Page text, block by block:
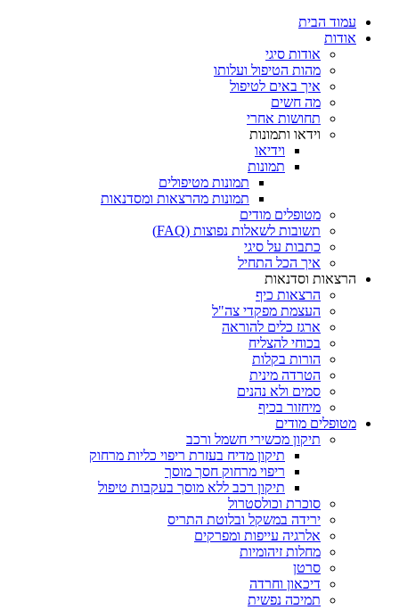
עמוד הבית
אודות
אודות סיגי
מהות הטיפול ועלותו
איך באים לטיפול
מה חשים
תחושות אחרי
וידאו ותמונות
וידיאו
תמונות
תמונות מטיפולים
תמונות מהרצאות ומסדנאות
מטופלים מודים
תשובות לשאלות נפוצות (FAQ)
כתבות על סיגי
איך הכל התחיל
הרצאות וסדנאות
הרצאות כיף
העצמת מפקדי צה"ל
ארגז כלים להוראה
בכוחי להצליח
הורות בקלות
הטרדה מינית
סמים ולא נהנים
מיחזור בכיף
מטופלים מודים
תיקון מכשירי חשמל ורכב
תיקון מדיח בעזרת ריפוי כליות מרחוק
ריפוי מרחוק חסך מוסך
תיקון רכב ללא מוסך בעקבות טיפול
סוכרת וכולסטרול
ירידה במשקל ובלוטת התריס
אלרגיה עייפות ומפרקים
מחלות זיהומיות
סרטן
דיכאון וחרדה
תמיכה נפשית